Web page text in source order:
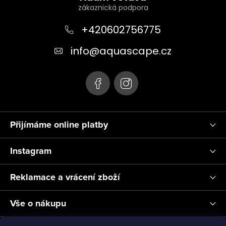
Přijímáme online platby
+420602756775
info@aquascape.cz
Instagram
Reklamace a vrácení zboží
Vše o nákupu